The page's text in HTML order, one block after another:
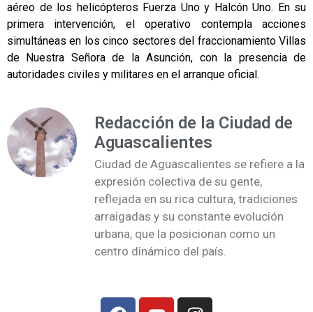
aéreo de los helicópteros Fuerza Uno y Halcón Uno. En su
primera intervención, el operativo contempla acciones
simultáneas en los cinco sectores del fraccionamiento Villas
de Nuestra Señora de la Asunción, con la presencia de
autoridades civiles y militares en el arranque oficial.
Redacción de la Ciudad de
Aguascalientes
Ciudad de Aguascalientes se refiere a la
expresión colectiva de su gente,
reflejada en su rica cultura, tradiciones
arraigadas y su constante evolución
urbana, que la posicionan como un
centro dinámico del país.